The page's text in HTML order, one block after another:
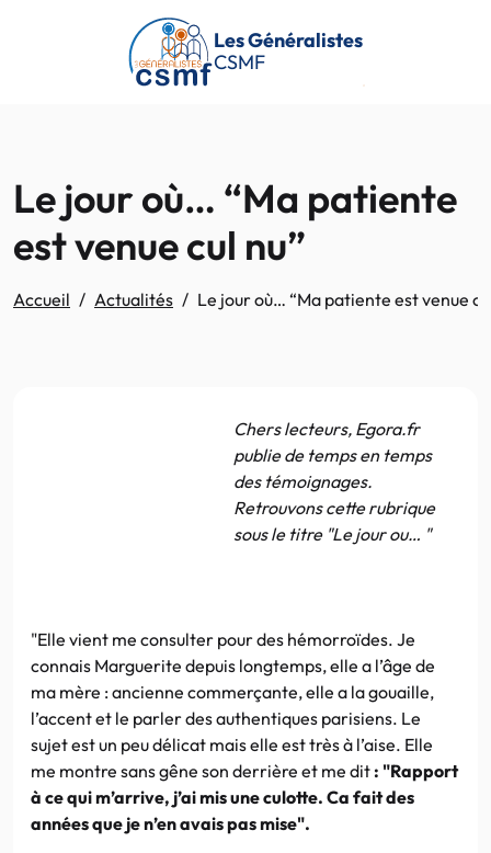
Passer au contenu principal
Les Généralistes
CSMF
Le jour où… “Ma patiente
est venue cul nu”
Accueil Actualités Le jour où… “Ma patiente est venue
Chers lecteurs, Egora.fr
publie de temps en temps
des témoignages.
Retrouvons cette rubrique
sous le titre "Le jour ou… "
"Elle vient me consulter pour des hémorroïdes. Je
connais Marguerite depuis longtemps, elle a l’âge de
ma mère : ancienne commerçante, elle a la gouaille,
l’accent et le parler des authentiques parisiens. Le
sujet est un peu délicat mais elle est très à l’aise. Elle
me montre sans gêne son derrière et me dit : "Rapport
à ce qui m’arrive, j’ai mis une culotte. Ca fait des
années que je n’en avais pas mise".